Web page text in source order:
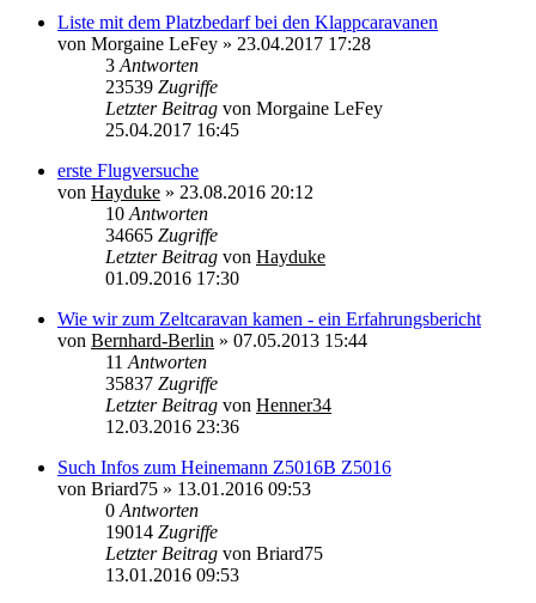
Liste mit dem Platzbedarf bei den Klappcaravanen
von Morgaine LeFey » 23.04.2017 17:28
3 Antworten
23539 Zugriffe
Letzter Beitrag von Morgaine LeFey
25.04.2017 16:45
erste Flugversuche
von Hayduke » 23.08.2016 20:12
10 Antworten
34665 Zugriffe
Letzter Beitrag von Hayduke
01.09.2016 17:30
Wie wir zum Zeltcaravan kamen - ein Erfahrungsbericht
von Bernhard-Berlin » 07.05.2013 15:44
11 Antworten
35837 Zugriffe
Letzter Beitrag von Henner34
12.03.2016 23:36
Such Infos zum Heinemann Z5016B Z5016
von Briard75 » 13.01.2016 09:53
0 Antworten
19014 Zugriffe
Letzter Beitrag von Briard75
13.01.2016 09:53